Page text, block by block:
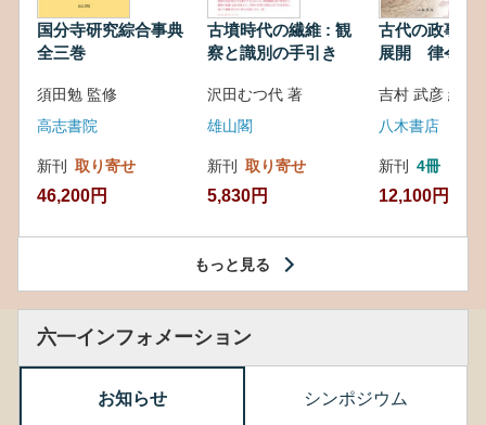
国分寺研究綜合事典
全三巻
須田勉 監修
高志書院
新刊 取り寄せ
46,200円
古墳時代の繊維 : 観
察と識別の手引き
沢田むつ代 著
雄山閣
新刊 取り寄せ
5,830円
古代の政事と
展開 律令・
吉村 武彦 編集
八木書店
新刊 4冊
12,100円
もっと見る
六一インフォメーション
お知らせ シンポジウム